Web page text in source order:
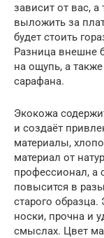
зависит от вас,
выложить за
будет стоить
Разница внешне
на ощупь, а
сарафана.
Экокожа
и создаёт
материалы,
материал от
профессионал, а
повысится в
старого
носки, прочна и
смыслах. Цвет